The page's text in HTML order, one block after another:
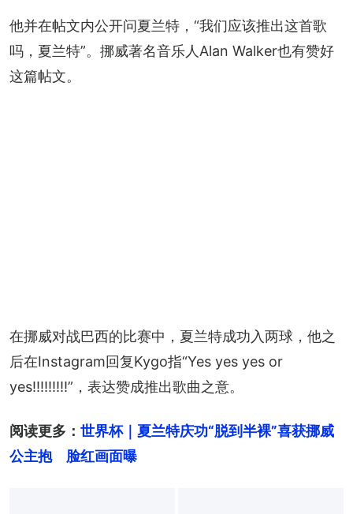
他并在帖文内公开问夏兰特，“我们应该推出这首歌
吗，夏兰特”。挪威著名音乐人Alan Walker也有赞好
这篇帖文。
在挪威对战巴西的比赛中，夏兰特成功入两球，他之
后在Instagram回复Kygo指“Yes yes yes or
yes!!!!!!!!!”，表达赞成推出歌曲之意。
阅读更多： 世界杯｜夏兰特庆功“脱到半裸”喜获挪威
公主抱　脸红画面曝